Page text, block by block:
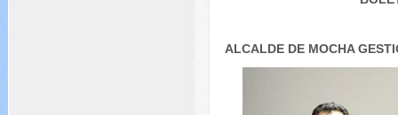
ALCALDE DE MOCHA